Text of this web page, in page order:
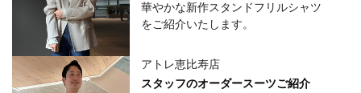
華やかな新作スタンドフリルシャツ
をご紹介いたします。
アトレ恵比寿店
スタッフのオーダースーツご紹介